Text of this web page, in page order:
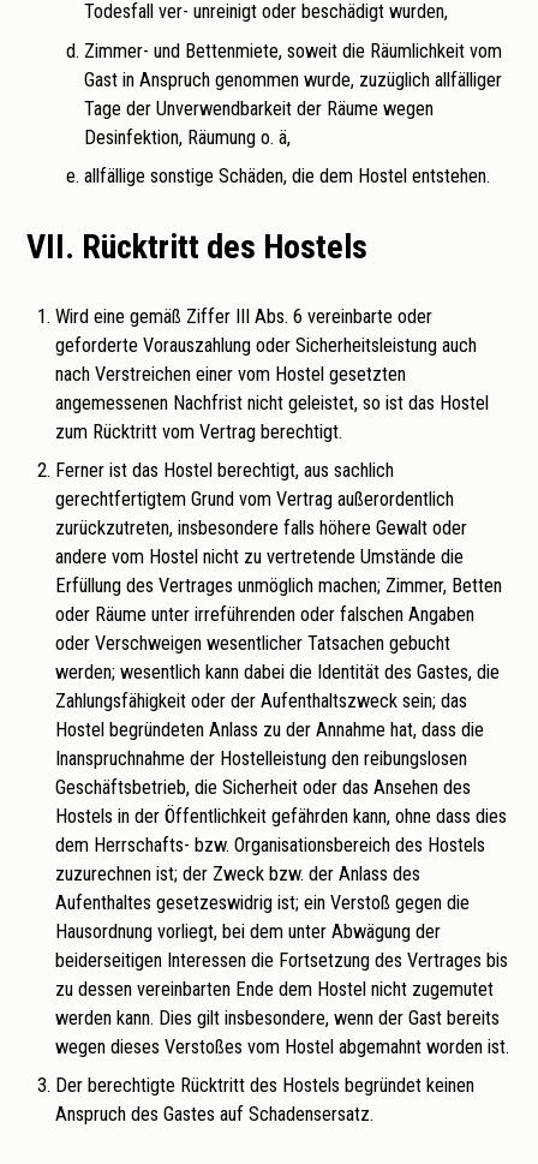
Todesfall ver- unreinigt oder beschädigt wurden,
Zimmer- und Bettenmiete, soweit die Räumlichkeit vom
Gast in Anspruch genommen wurde, zuzüglich allfälliger
Tage der Unverwendbarkeit der Räume wegen
Desinfektion, Räumung o. ä,
allfällige sonstige Schäden, die dem Hostel entstehen.
VII. Rücktritt des Hostels
Wird eine gemäß Ziffer III Abs. 6 vereinbarte oder
geforderte Vorauszahlung oder Sicherheitsleistung auch
nach Verstreichen einer vom Hostel gesetzten
angemessenen Nachfrist nicht geleistet, so ist das Hostel
zum Rücktritt vom Vertrag berechtigt.
Ferner ist das Hostel berechtigt, aus sachlich
gerechtfertigtem Grund vom Vertrag außerordentlich
zurückzutreten, insbesondere falls höhere Gewalt oder
andere vom Hostel nicht zu vertretende Umstände die
Erfüllung des Vertrages unmöglich machen; Zimmer, Betten
oder Räume unter irreführenden oder falschen Angaben
oder Verschweigen wesentlicher Tatsachen gebucht
werden; wesentlich kann dabei die Identität des Gastes, die
Zahlungsfähigkeit oder der Aufenthaltszweck sein; das
Hostel begründeten Anlass zu der Annahme hat, dass die
Inanspruchnahme der Hostelleistung den reibungslosen
Geschäftsbetrieb, die Sicherheit oder das Ansehen des
Hostels in der Öffentlichkeit gefährden kann, ohne dass dies
dem Herrschafts- bzw. Organisationsbereich des Hostels
zuzurechnen ist; der Zweck bzw. der Anlass des
Aufenthaltes gesetzeswidrig ist; ein Verstoß gegen die
Hausordnung vorliegt, bei dem unter Abwägung der
beiderseitigen Interessen die Fortsetzung des Vertrages bis
zu dessen vereinbarten Ende dem Hostel nicht zugemutet
werden kann. Dies gilt insbesondere, wenn der Gast bereits
wegen dieses Verstoßes vom Hostel abgemahnt worden ist.
Der berechtigte Rücktritt des Hostels begründet keinen
Anspruch des Gastes auf Schadensersatz.